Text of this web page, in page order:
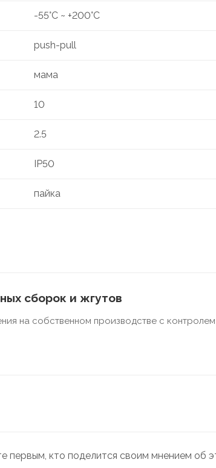
-55°C ~ +200°C
push-pull
мама
10
2.5
IP50
пайка
сборок и жгутов
на собственном производстве с
первым, кто поделится своим мнением об